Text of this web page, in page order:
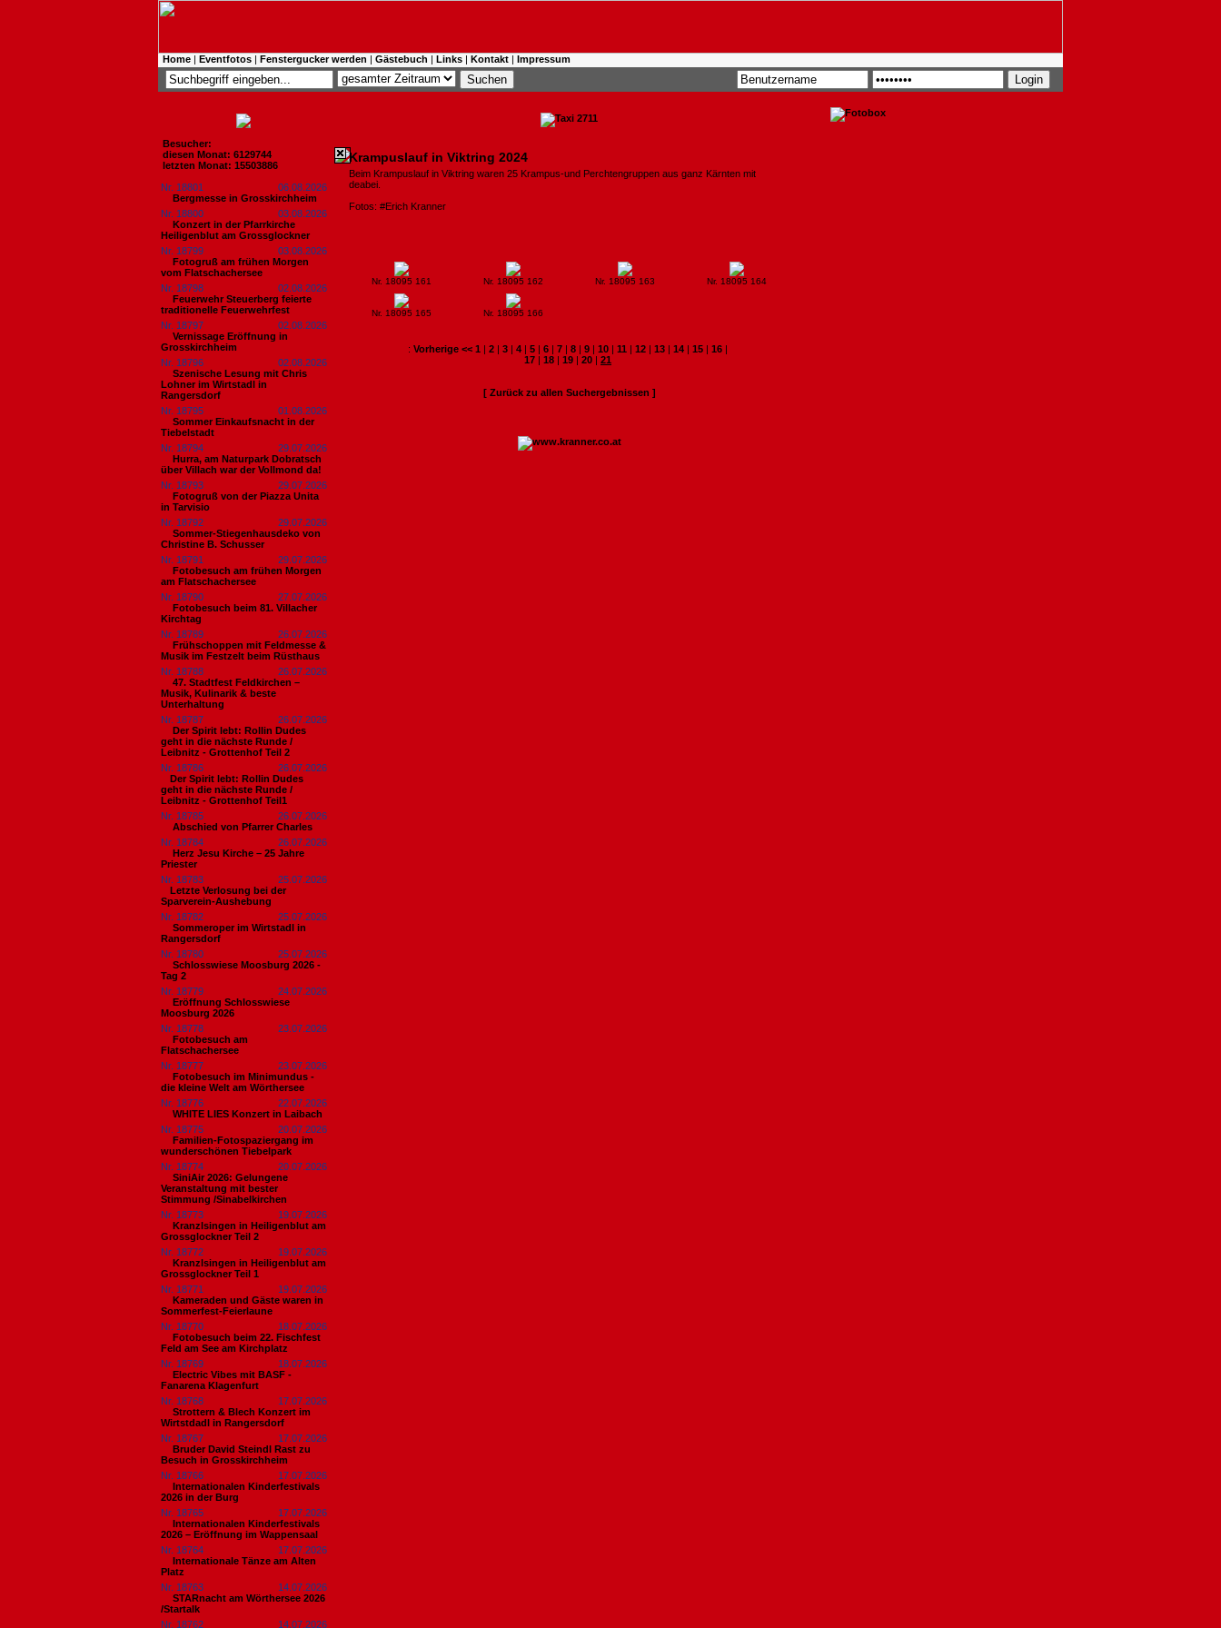
Home | Eventfotos | Fenstergucker werden | Gästebuch | Links | Kontakt | Impressum
Besucher:
diesen Monat: 6129744
letzten Monat: 15503886
Nr. 18801
06.08.2026
Bergmesse in Grosskirchheim
Nr. 18800
03.08.2026
Konzert in der Pfarrkirche
Heiligenblut am Grossglockner
Nr. 18799
03.08.2026
Fotogruß am frühen Morgen
vom Flatschachersee
Nr. 18798
02.08.2026
Feuerwehr Steuerberg feierte
traditionelle Feuerwehrfest
Nr. 18797
02.08.2026
Vernissage Eröffnung in
Grosskirchheim
Nr. 18796
02.08.2026
Szenische Lesung mit Chris
Lohner im Wirtstadl in
Rangersdorf
Nr. 18795
01.08.2026
Sommer Einkaufsnacht in der
Tiebelstadt
Nr. 18794
29.07.2026
Hurra, am Naturpark Dobratsch
über Villach war der Vollmond da!
Nr. 18793
29.07.2026
Fotogruß von der Piazza Unita
in Tarvisio
Nr. 18792
29.07.2026
Sommer-Stiegenhausdeko von
Christine B. Schusser
Nr. 18791
29.07.2026
Fotobesuch am frühen Morgen
am Flatschachersee
Nr. 18790
27.07.2026
Fotobesuch beim 81. Villacher
Kirchtag
Nr. 18789
26.07.2026
Frühschoppen mit Feldmesse &
Musik im Festzelt beim Rüsthaus
Nr. 18788
26.07.2026
47. Stadtfest Feldkirchen –
Musik, Kulinarik & beste
Unterhaltung
Nr. 18787
26.07.2026
Der Spirit lebt: Rollin Dudes
geht in die nächste Runde /
Leibnitz - Grottenhof Teil 2
Nr. 18786
26.07.2026
​Der Spirit lebt: Rollin Dudes
geht in die nächste Runde /
Leibnitz - Grottenhof Teil1
Nr. 18785
26.07.2026
Abschied von Pfarrer Charles
Nr. 18784
26.07.2026
Herz Jesu Kirche – 25 Jahre
Priester
Nr. 18783
25.07.2026
​Letzte Verlosung bei der
Sparverein-Aushebung
Nr. 18782
25.07.2026
Sommeroper im Wirtstadl in
Rangersdorf
Nr. 18780
25.07.2026
Schlosswiese Moosburg 2026 -
Tag 2
Nr. 18779
24.07.2026
Eröffnung Schlosswiese
Moosburg 2026
Nr. 18778
23.07.2026
Fotobesuch am
Flatschachersee
Nr. 18777
23.07.2026
Fotobesuch im Minimundus -
die kleine Welt am Wörthersee
Nr. 18776
22.07.2026
WHITE LIES Konzert in Laibach
Nr. 18775
20.07.2026
Familien-Fotospaziergang im
wunderschönen Tiebelpark
Nr. 18774
20.07.2026
SiniAir 2026: Gelungene
Veranstaltung mit bester
Stimmung /Sinabelkirchen
Nr. 18773
19.07.2026
Kranzlsingen in Heiligenblut am
Grossglockner Teil 2
Nr. 18772
19.07.2026
Kranzlsingen in Heiligenblut am
Grossglockner Teil 1
Nr. 18771
19.07.2026
Kameraden und Gäste waren in
Sommerfest-Feierlaune
Nr. 18770
18.07.2026
Fotobesuch beim 22. Fischfest
Feld am See am Kirchplatz
Nr. 18769
18.07.2026
Electric Vibes mit BASF -
Fanarena Klagenfurt
Nr. 18768
17.07.2026
Strottern & Blech Konzert im
Wirtstdadl in Rangersdorf
Nr. 18767
17.07.2026
Bruder David Steindl Rast zu
Besuch in Grosskirchheim
Nr. 18766
17.07.2026
Internationalen Kinderfestivals
2026 in der Burg
Nr. 18765
17.07.2026
Internationalen Kinderfestivals
2026 – Eröffnung im Wappensaal
Nr. 18764
17.07.2026
Internationale Tänze am Alten
Platz
Nr. 18763
14.07.2026
STARnacht am Wörthersee 2026
/Startalk
Nr. 18762
14.07.2026
Krampuslauf in Viktring 2024
Beim Krampuslauf in Viktring waren 25 Krampus-und Perchtengruppen aus ganz Kärnten mit
deabei.
Fotos: #Erich Kranner
Nr. 18095 161 Nr. 18095 162 Nr. 18095 163 Nr. 18095 164
Nr. 18095 165 Nr. 18095 166
: Vorherige << 1 | 2 | 3 | 4 | 5 | 6 | 7 | 8 | 9 | 10 | 11 | 12 | 13 | 14 | 15 | 16 |
17 | 18 | 19 | 20 | 21
[ Zurück zu allen Suchergebnissen ]